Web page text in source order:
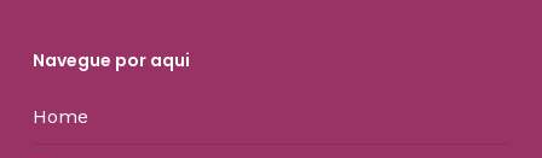
Navegue por aqui
Home